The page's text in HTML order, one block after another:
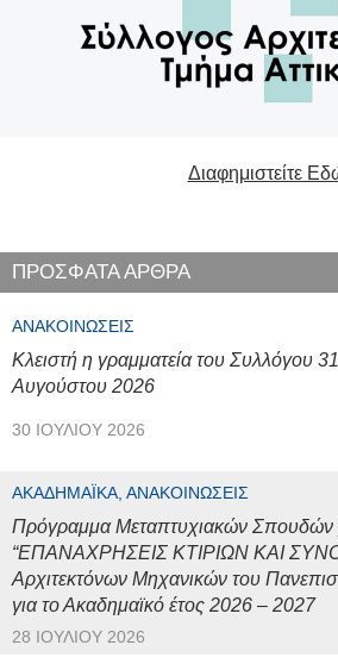
Διαφημιστείτε
ΠΡΟΣΦΑΤΑ ΑΡΘΡΑ
ΑΝΑΚΟΙΝΏΣΕΙΣ
Κλειστή η γραμματεία του Συλλόγου
Αυγούστου 2026
30 ΙΟΥΛΊΟΥ 2026
ΑΚΑΔΗΜΑΪΚΆ, ΑΝΑΚΟΙΝΏΣΕΙΣ
Πρόγραμμα Μεταπτυχιακών Σπουδών
“ΕΠΑΝΑΧΡΗΣΕΙΣ ΚΤΙΡΙΩΝ ΚΑΙ
Αρχιτεκτόνων Μηχανικών του
για το Ακαδημαϊκό έτος 2026 – 2027
28 ΙΟΥΛΊΟΥ 2026